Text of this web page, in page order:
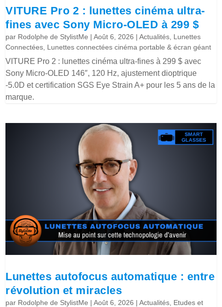
VITURE Pro 2 : lunettes cinéma ultra-
fines avec Sony Micro-OLED à 299 $
par Rodolphe de StylistMe |Août 6, 2026 |Actualités Lunettes
Connectées Lunettes connectées cinéma portable & écran géant
VITURE Pro 2 : lunettes cinéma ultra-fines à 299 $ avec
Sony Micro-OLED 146″, 120 Hz, ajustement dioptrique
-5.0D et certification SGS Eye Strain A+ pour les 5 ans de la
marque.
Lunettes autofocus automatique : entre
révolution et miracles
par Rodolphe de StylistMe |Août 6, 2026 |Actualités Etudes et